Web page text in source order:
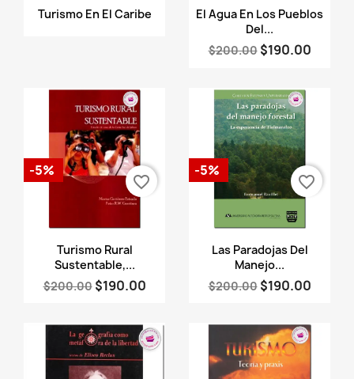
Vista rápida
Turismo En El Caribe Vista rápida
El Agua En Los Pueblos
Del...
$200.00 $190.00
Vista rápida
Turismo Rural
Sustentable,...
$200.00 $190.00
-5%
favorite_border
 Vista rápida
Las Paradojas Del
Manejo...
$200.00 $190.00
-5%
favorite_border